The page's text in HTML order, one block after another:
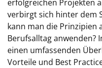
erfolgreichen Projekten
verbirgt sich hinter dem
kann man die Prinzipien
Berufsalltag anwenden?
einen umfassenden
Vorteile und Best